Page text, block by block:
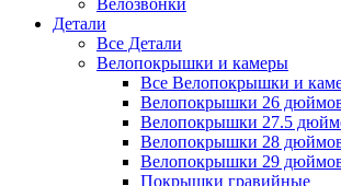
Велозвонки
Детали
Все Детали
Велопокрышки и камеры
Все Велопокрышки и
Велопокрышки 26
Велопокрышки 27.5
Велопокрышки 28
Велопокрышки 29
Покрышки гравийные